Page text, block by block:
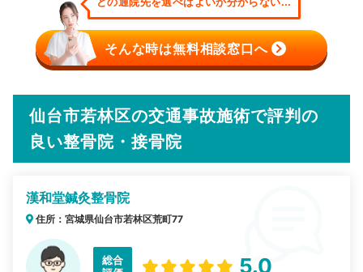
そんな時は無料相談窓口へ
仙台市若林区の交通事故施術で評判の
良い整骨院・接骨院
漢和堂鍼灸整骨院
住所：宮城県仙台市若林区荒町77
総合
5.0